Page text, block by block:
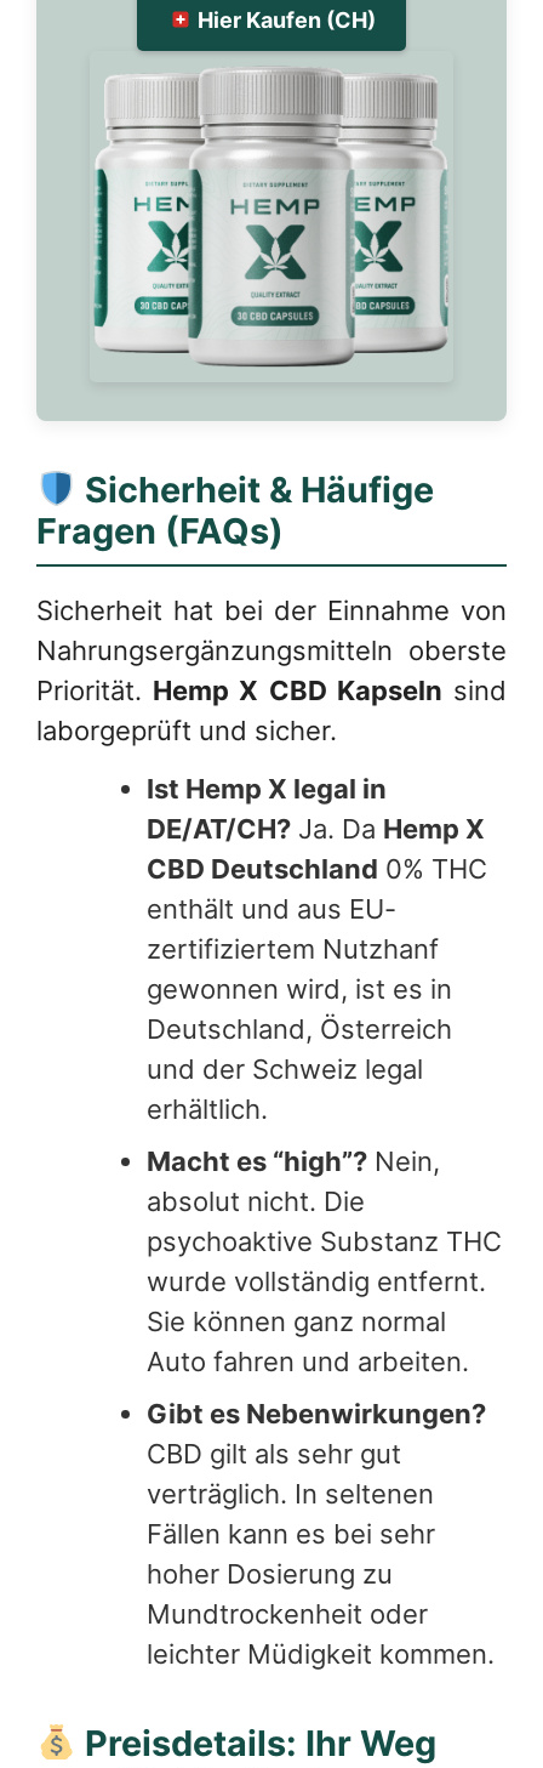
Hier Kaufen (CH)
Sicherheit & Häufige
Fragen (FAQs)
Sicherheit hat bei der Einnahme von
Nahrungsergänzungsmitteln oberste
Priorität. Hemp X CBD Kapseln sind
laborgeprüft und sicher.
Ist Hemp X legal in
DE/AT/CH? Ja. Da Hemp X
CBD Deutschland 0% THC
enthält und aus EU-
zertifiziertem Nutzhanf
gewonnen wird, ist es in
Deutschland, Österreich
und der Schweiz legal
erhältlich.
Macht es “high”? Nein,
absolut nicht. Die
psychoaktive Substanz THC
wurde vollständig entfernt.
Sie können ganz normal
Auto fahren und arbeiten.
Gibt es Nebenwirkungen?
CBD gilt als sehr gut
verträglich. In seltenen
Fällen kann es bei sehr
hoher Dosierung zu
Mundtrockenheit oder
leichter Müdigkeit kommen.
Preisdetails: Ihr Weg